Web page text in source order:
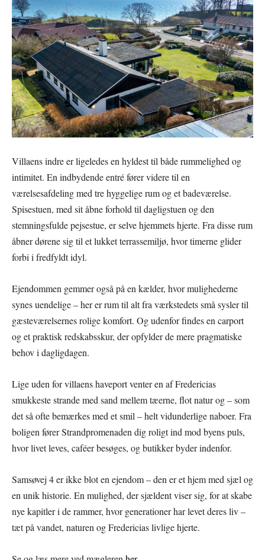
Villaens indre er ligeledes en hyldest til både rummelighed og
intimitet. En indbydende entré fører videre til en
værelsesafdeling med tre hyggelige rum og et badeværelse.
Spisestuen, med sit åbne forhold til dagligstuen og den
stemningsfulde pejsestue, er selve hjemmets hjerte. Fra disse rum
åbner dørene sig til et lukket terrassemiljø, hvor timerne glider
forbi i fredfyldt idyl.
Ejendommen gemmer også på en kælder, hvor mulighederne
synes uendelige – her er rum til alt fra værkstedets små sysler til
gæsteværelsernes rolige komfort. Og udenfor findes en carport
og et praktisk redskabsskur, der opfylder de mere pragmatiske
behov i dagligdagen.
Lige uden for villaens haveport venter en af Fredericias
smukkeste strande med sand mellem tæerne, flot natur og – som
det så ofte bemærkes med et smil – helt vidunderlige naboer. Fra
boligen fører Strandpromenaden dig roligt ind mod byens puls,
hvor livet leves, caféer besøges, og butikker byder indenfor.
Samsøvej 4 er ikke blot en ejendom – den er et hjem med sjæl og
en unik historie. En mulighed, der sjældent viser sig, for at skabe
nye kapitler i de rammer, hvor generationer har levet deres liv –
tæt på vandet, naturen og Fredericias livlige hjerte.